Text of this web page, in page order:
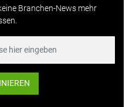
Branchen-News mehr